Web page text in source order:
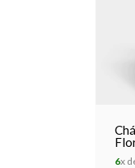
15
6x